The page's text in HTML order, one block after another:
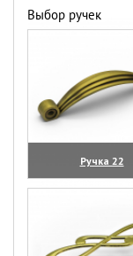
Выбор ручек
Ручка 22
(увеличить)